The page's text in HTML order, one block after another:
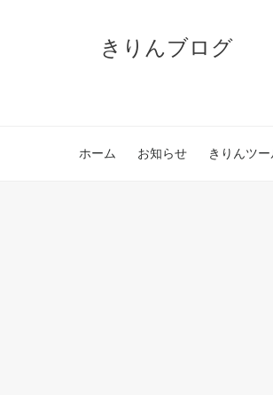
きりんブログ
ホーム お知らせ きりんツ